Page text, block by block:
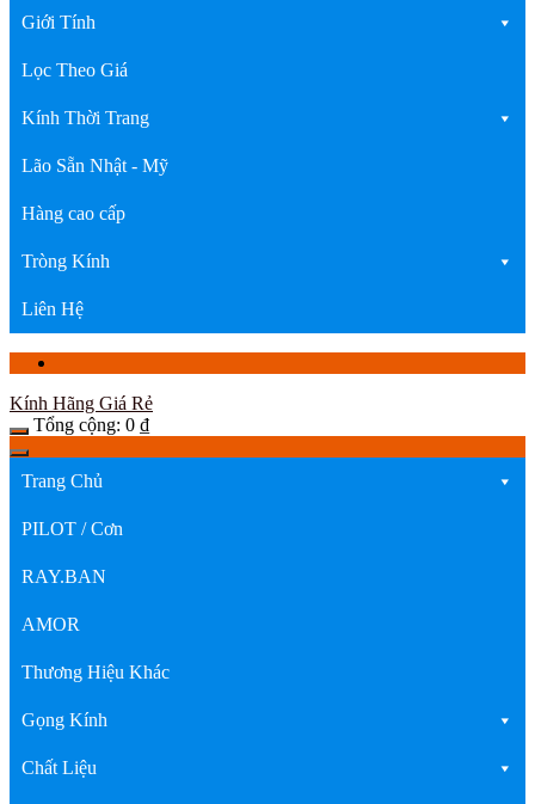
Giới Tính
Lọc Theo Giá
Kính Thời Trang
Lão Sẵn Nhật - Mỹ
Hàng cao cấp
Tròng Kính
Liên Hệ
Kính Hãng Giá Rẻ
Tổng cộng: 0 ₫
Trang Chủ
PILOT / Cơn
RAY.BAN
AMOR
Thương Hiệu Khác
Gọng Kính
Chất Liệu